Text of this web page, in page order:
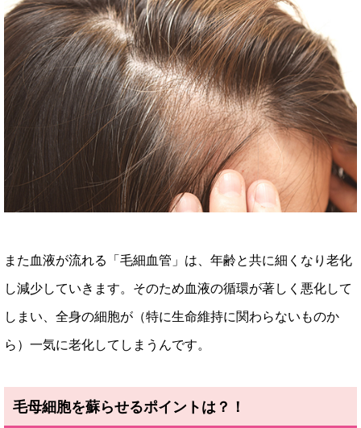
また血液が流れる「毛細血管」は、年齢と共に細くなり老化
し減少していきます。そのため血液の循環が著しく悪化して
しまい、全身の細胞が（特に生命維持に関わらないものか
ら）一気に老化してしまうんです。
毛母細胞を蘇らせるポイントは？！